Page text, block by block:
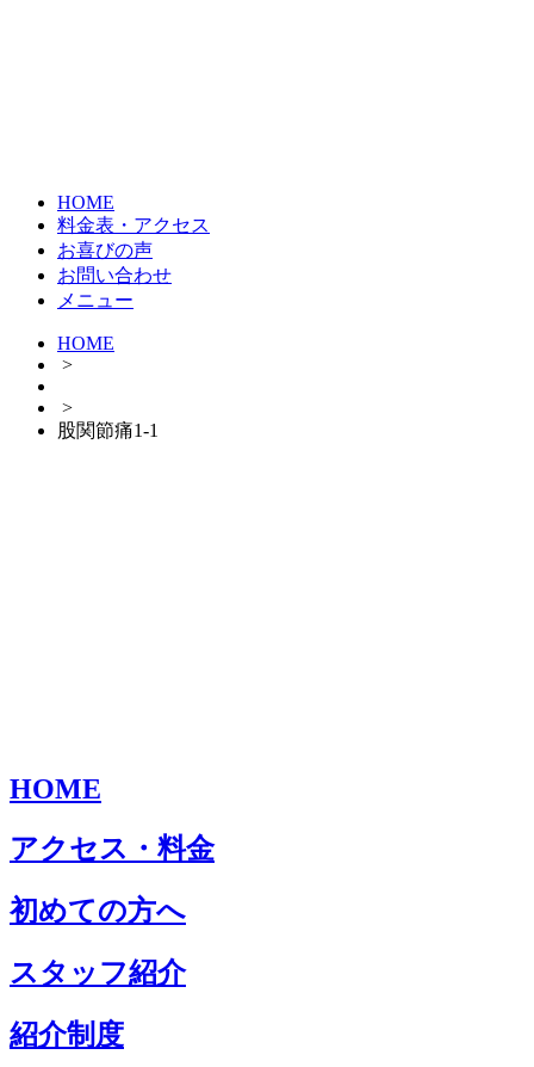
HOME
料金表・アクセス
お喜びの声
お問い合わせ
メニュー
HOME
>
>
股関節痛1-1
HOME
アクセス・料金
初めての方へ
スタッフ紹介
紹介制度